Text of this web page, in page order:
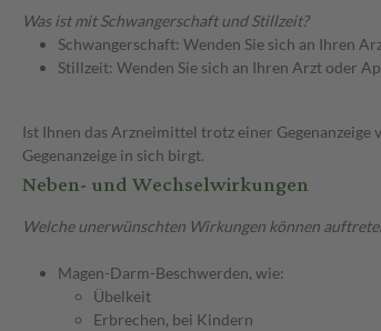
Was ist mit Schwangerschaft und Stillzeit?
Schwangerschaft: Wenden Sie sich an Ihren
Stillzeit: Wenden Sie sich an Ihren Arzt oder
Ist Ihnen das Arzneimittel trotz einer
Gegenanzeige in sich birgt.
Neben- und Wechselwirkungen
Welche unerwünschten Wirkungen können
Magen-Darm-Beschwerden, wie:
Übelkeit
Erbrechen, bei Kindern